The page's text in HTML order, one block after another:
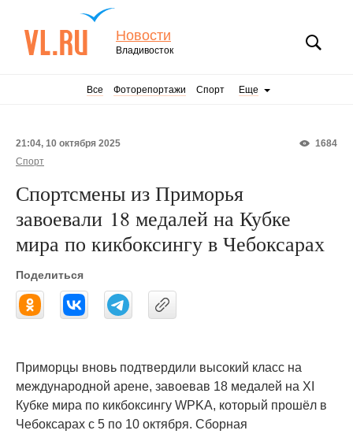
Новости
Владивосток
Все Фоторепортажи Спорт Еще
1684
21:04, 10 октября 2025
Спорт
Спортсмены из Приморья
завоевали 18 медалей на Кубке
мира по кикбоксингу в Чебоксарах
Поделиться
Приморцы вновь подтвердили высокий класс на
международной арене, завоевав 18 медалей на XI
Кубке мира по кикбоксингу WPKA, который прошёл в
Чебоксарах с 5 по 10 октября. Сборная